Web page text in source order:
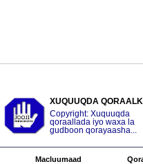
XUQUUQDA
Copyright: Xuquuqda
qoraallada iyo waxa la
gudboon qorayaasha...
Macluumaad